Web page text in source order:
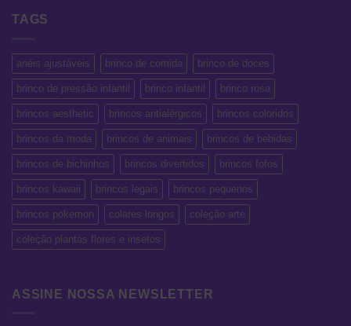
TAGS
anéis ajustáveis brinco de comida brinco de doces
brinco de pressão infantil brinco infantil brinco rosa
brincos aesthetic brincos antialérgicos brincos coloridos
brincos da moda brincos de animais brincos de bebidas
brincos de bichinhos brincos divertidos brincos fofos
brincos kawaii brincos legais brincos pequenos
brincos pokemon colares longos coleção arte
coleção plantas flores e insetos
ASSINE NOSSA NEWSLETTER